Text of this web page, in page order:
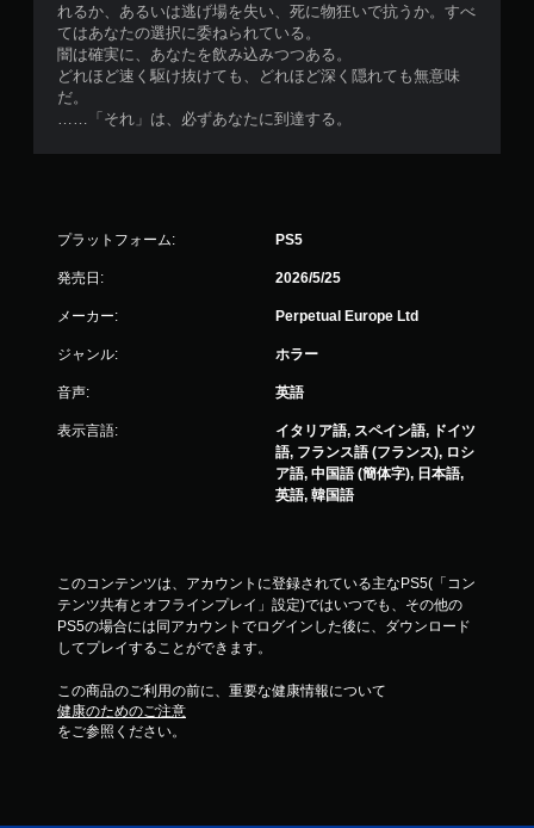
れるか、あるいは逃げ場を失い、死に物狂いで抗うか。すべ
てはあなたの選択に委ねられている。
闇は確実に、あなたを飲み込みつつある。
どれほど速く駆け抜けても、どれほど深く隠れても無意味
だ。
……「それ」は、必ずあなたに到達する。
プラットフォーム: PS5
発売日: 2026/5/25
メーカー: Perpetual Europe Ltd
ジャンル: ホラー
音声: 英語
表示言語:
イタリア語, スペイン語, ドイツ
語, フランス語 (フランス), ロシ
ア語, 中国語 (簡体字), 日本語,
英語, 韓国語
このコンテンツは、アカウントに登録されている主なPS5(「コン
テンツ共有とオフラインプレイ」設定)ではいつでも、その他の
PS5の場合には同アカウントでログインした後に、ダウンロード
してプレイすることができます。
この商品のご利用の前に、重要な健康情報について
健康のためのご注意
をご参照ください。